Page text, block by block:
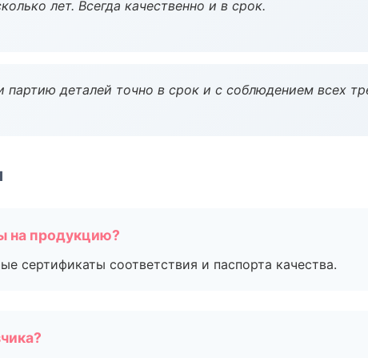
лет. Всегда качественно и в срок.
партию деталей точно в срок и с соблюдением всех
на продукцию?
сертификаты соответствия и паспорта качества.